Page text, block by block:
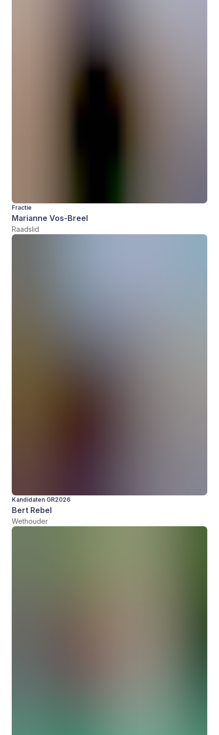
Fractie
Marianne Vos-Breel
Raadslid
Kandidaten GR2026
Bert Rebel
Wethouder